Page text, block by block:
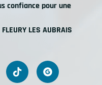
confiance pour une
LES AUBRAIS